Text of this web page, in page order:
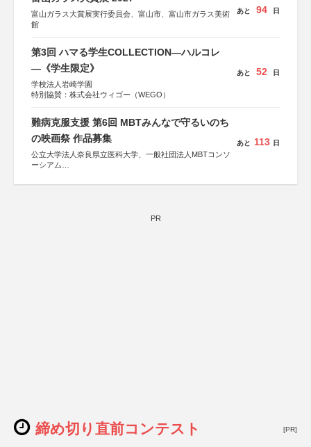
富山ガラス大賞展実行委員会、富山市、富山市ガラス美術
館
あと 94 日
第3回 ハマる学生COLLECTION―ハルコレ
―《学生限定》
学校法人岩崎学園
特別協賛：株式会社ウィゴー（WEGO）
あと 52 日
難病克服支援 第6回 MBTみんなで守るいのち
の映画祭 作品募集
公立大学法人奈良県立医科大学、一般社団法人MBTコンソ
ーシアム
協力：読売新聞社
あと 113 日
PR
締め切り直前コンテスト [PR]